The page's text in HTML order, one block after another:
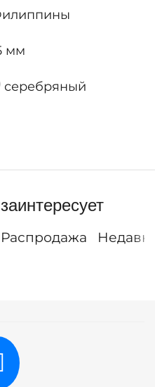
мм
серебряный
Распродажа